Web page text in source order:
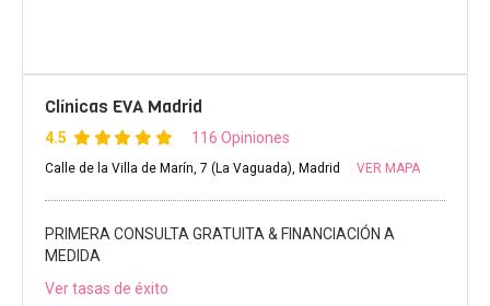
Clínicas EVA Madrid
4.5 116 Opiniones
Calle de la Villa de Marín, 7 (La Vaguada), Madrid VER MAPA
PRIMERA CONSULTA GRATUITA & FINANCIACIÓN A
MEDIDA
Ver tasas de éxito